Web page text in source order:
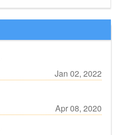
Jan 02, 2022
Apr 08, 2020